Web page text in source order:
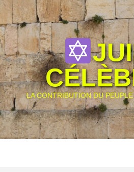
Skip
content
LA CONTRIBUTION DU